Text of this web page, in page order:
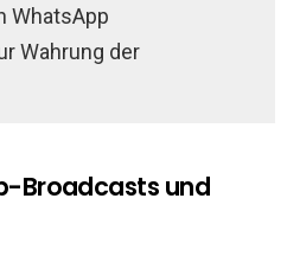
WhatsApp
Wahrung der
Broadcasts und